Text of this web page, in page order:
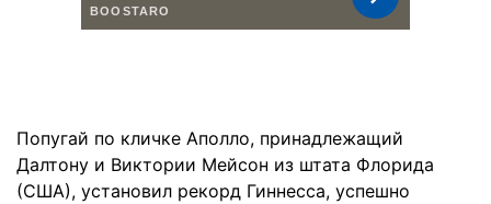
Попугай по кличке Аполло, принадлежащий
Далтону и Виктории Мейсон из штата Флорида
(США), установил рекорд Гиннесса, успешно